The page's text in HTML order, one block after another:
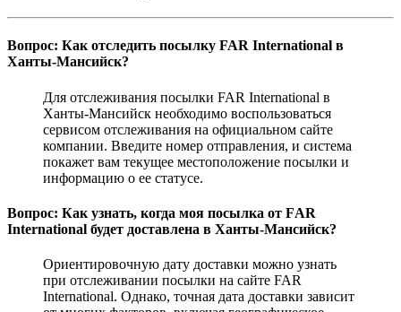
Вопрос: Как отследить посылку FAR International в
Ханты-Мансийск?
Для отслеживания посылки FAR International в
Ханты-Мансийск необходимо воспользоваться
сервисом отслеживания на официальном сайте
компании. Введите номер отправления, и система
покажет вам текущее местоположение посылки и
информацию о ее статусе.
Вопрос: Как узнать, когда моя посылка от FАR
International будет доставлена в Ханты-Мансийск?
Ориентировочную дату доставки можно узнать
при отслеживании посылки на сайте FAR
International. Однако, точная дата доставки зависит